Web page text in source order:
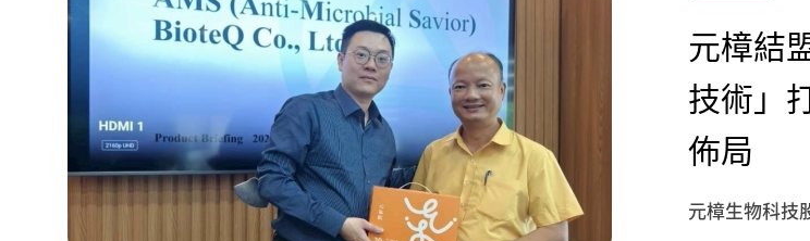
元樟結
技術」
佈局
元樟生物科技